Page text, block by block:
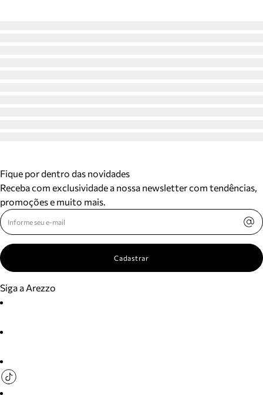
Fique por dentro das novidades
Receba com exclusividade a nossa newsletter com tendências,
promoções e muito mais.
Cadastrar
Siga a Arezzo